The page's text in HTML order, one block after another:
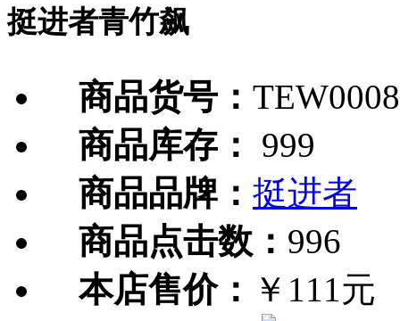
挺进者青竹飙
商品货号：
商品库存：
999
商品品牌： 挺进者
商品点击数： 996
本店售价： ￥111元